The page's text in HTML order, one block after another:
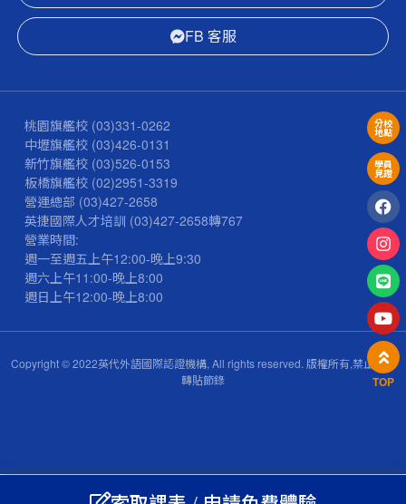
FB 客服
桃園旗艦校 (03)331-0262
中壢旗艦校 (03)426-0131
新竹旗艦校 (03)526-0153
板橋旗艦校 (02)2951-3319
營運總部 (03)427-2658
英捷國際人才培訓 (03)427-2658轉767
營業時間:
週一至週五上午12:00-晚上9:30
週六上午11:00-晚上8:00
週日上午12:00-晚上8:00
Copyright © 2022英代外語國際認證機構, All rights reserved. 版權所有,禁止擅自
轉貼節錄
分校
地點
學員
見證
TOP